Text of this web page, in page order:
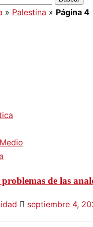
» Palestina » Página 4
de las
septiembre 4,